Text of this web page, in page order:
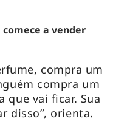
a vender
compra um
compra um
que vai ficar. Sua
disso”, orienta.